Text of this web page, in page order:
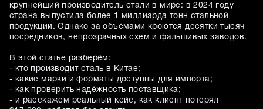
крупнейший производитель стали в мире: в 2024 году
страна выпустила более 1 миллиарда тонн стальной
продукции. Однако за объёмами кроются десятки тысяч
посредников, непрозрачных схем и фальшивых заводов.
В этой статье разберём:
- кто производит сталь в Китае;
- какие марки и форматы доступны для импорта;
- как проверить надёжность поставщика;
- и расскажем реальный кейс, как клиент потерял